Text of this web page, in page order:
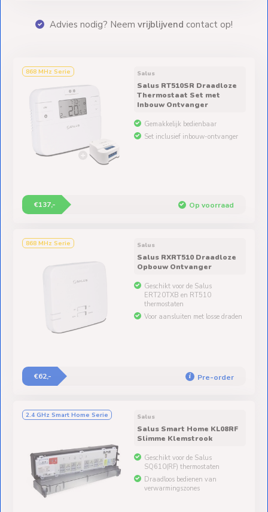
Advies nodig? Neemvrijblijvend contact op!
868 MHz Serie Salus
Salus RT510SR Draadloze
Thermostaat Set met
Inbouw Ontvanger
Gemakkelijk bedienbaar
Set inclusief inbouw-ontvanger
€137,- Op voorraad
868 MHz Serie Salus
Salus RXRT510 Draadloze
Opbouw Ontvanger
Geschikt voor de Salus
ERT20TXB en RT510
thermostaten
Voor aansluiten met losse draden
€62,- Pre-order
2.4 GHz Smart Home Serie Salus
Salus Smart Home KL08RF
Slimme Klemstrook
Geschikt voor de Salus
SQ610(RF) thermostaten
Draadloos bedienen van
verwarmingszones